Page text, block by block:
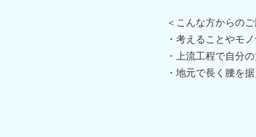
＜こんな方からの
・考えることやモ
・上流工程で自分
・地元で長く腰を